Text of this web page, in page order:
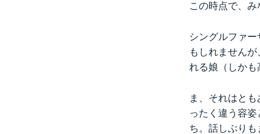
この時点で、
シングルファ
もしれませんが
れる娘（しかも
ま、それはと
ったく違う容
ち。話しぶりも